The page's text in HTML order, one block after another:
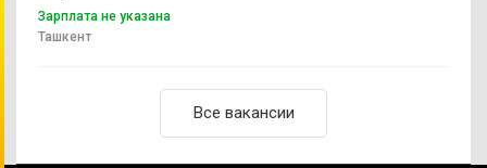
Зарплата не указана
Ташкент
Все вакансии